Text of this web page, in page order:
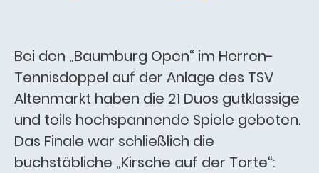
Bei den „Baumburg Open“ im Herren-
Tennisdoppel auf der Anlage des TSV
Altenmarkt haben die 21 Duos gutklassige
und teils hochspannende Spiele geboten.
Das Finale war schließlich die
buchstäbliche „Kirsche auf der Torte“: